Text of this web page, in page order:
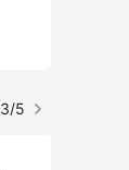
3/5